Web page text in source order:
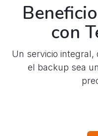
con
Un servicio
el backup sea